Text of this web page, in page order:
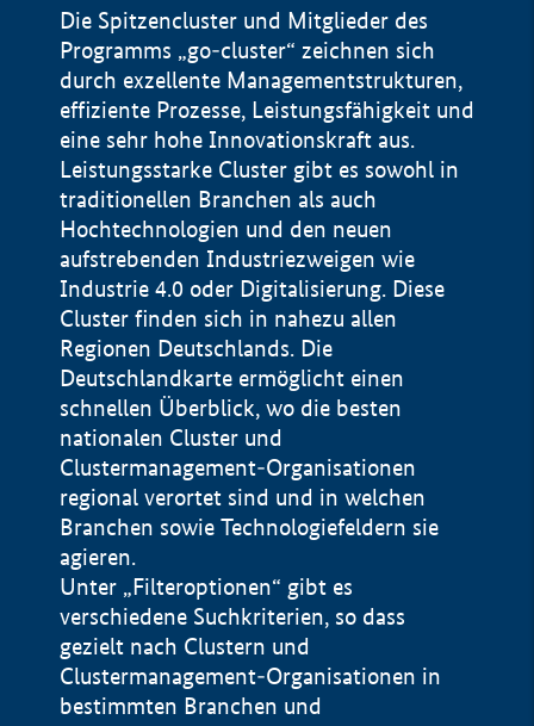
Die Spitzencluster und Mitglieder des
Programms „go-cluster“ zeichnen sich
durch exzellente Managementstrukturen,
effiziente Prozesse, Leistungsfähigkeit und
eine sehr hohe Innovationskraft aus.
Leistungsstarke Cluster gibt es sowohl in
traditionellen Branchen als auch
Hochtechnologien und den neuen
aufstrebenden Industriezweigen wie
Industrie 4.0 oder Digitalisierung. Diese
Cluster finden sich in nahezu allen
Regionen Deutschlands. Die
Deutschlandkarte ermöglicht einen
schnellen Überblick, wo die besten
nationalen Cluster und
Clustermanagement-Organisationen
regional verortet sind und in welchen
Branchen sowie Technologiefeldern sie
agieren.
Unter „Filteroptionen“ gibt es
verschiedene Suchkriterien, so dass
gezielt nach Clustern und
Clustermanagement-Organisationen in
bestimmten Branchen und
Impressum
Datenschutzerklärung
BMWE, 2026 ©
100 km © Geobasis-DE / BKG 2015